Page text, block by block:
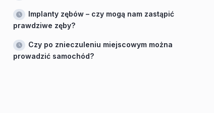
Implanty zębów – czy mogą nam zastąpić
prawdziwe zęby?
Czy po znieczuleniu miejscowym można
prowadzić samochód?